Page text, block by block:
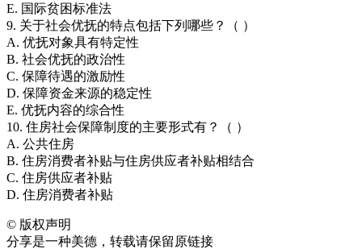
E. 国际贫困标准法
9. 关于社会优抚的特点包括下列哪些？（ ）
A. 优抚对象具有特定性
B. 社会优抚的政治性
C. 保障待遇的激励性
D. 保障资金来源的稳定性
E. 优抚内容的综合性
10. 住房社会保障制度的主要形式有？（ ）
A. 公共住房
B. 住房消费者补贴与住房供应者补贴相结合
C. 住房供应者补贴
D. 住房消费者补贴
© 版权声明
分享是一种美德，转载请保留原链接